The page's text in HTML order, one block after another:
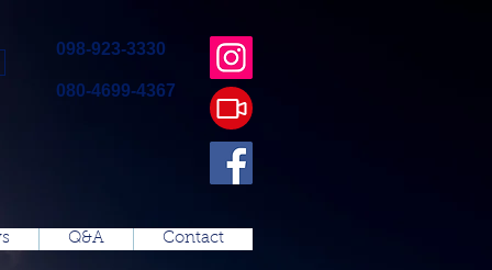
098-923-3330
080-4699-4367
Q&A Contact